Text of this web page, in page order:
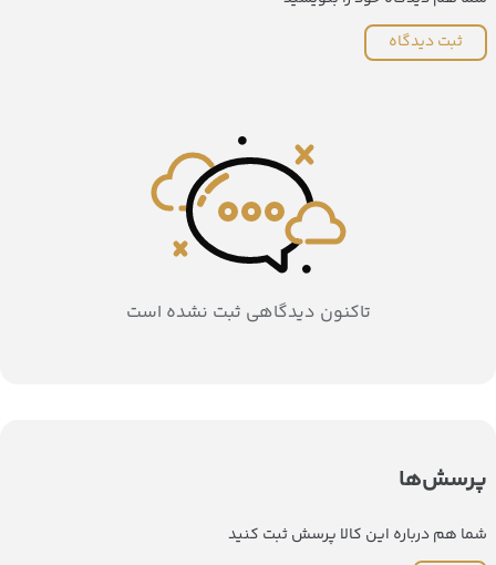
ثبت دیدگاه
تاکنون دیدگاهی ثبت نشده است
پرسش‌ها
شما هم درباره این کالا پرسش ثبت کنید